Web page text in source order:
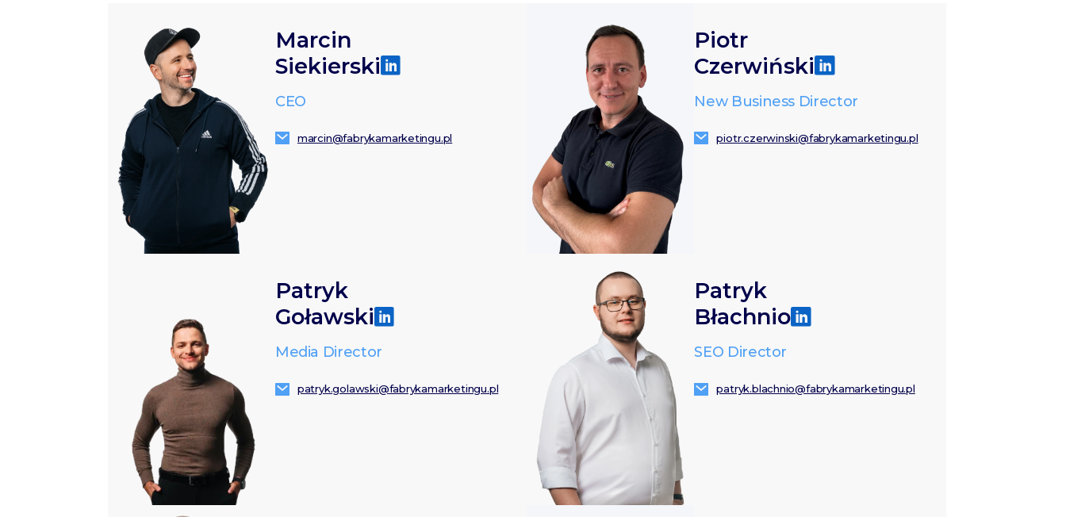
Marcin
Siekierski
CEO
marcin@fabrykamarketingu.pl
Piotr
Czerwiński
New Business Director
piotr.czerwinski@fabrykamarketingu.pl
Patryk
Goławski
Media Director
patryk.golawski@fabrykamarketingu.pl
Patryk
Błachnio
SEO Director
patryk.blachnio@fabrykamarketingu.pl